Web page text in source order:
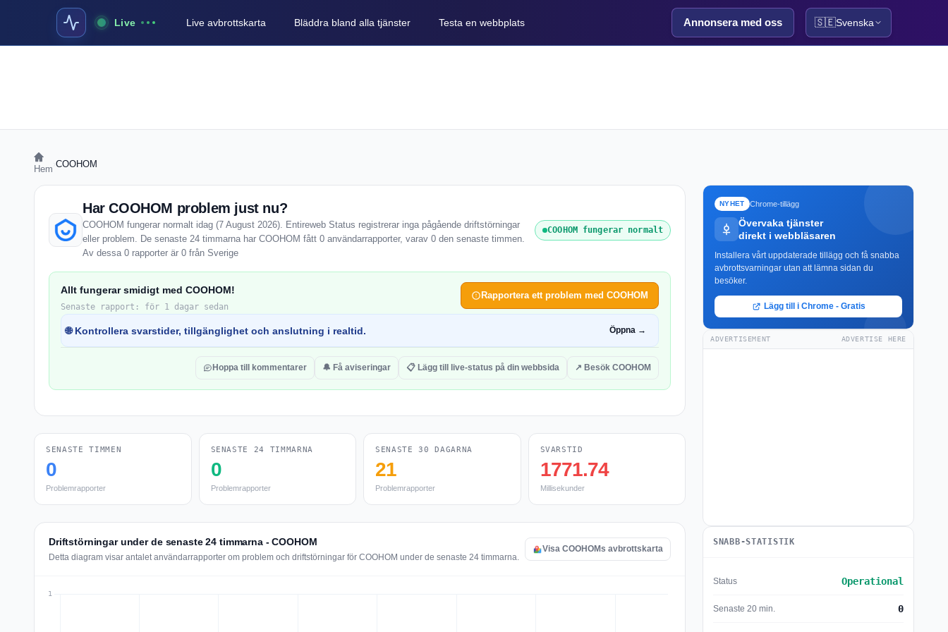
Live Live avbrottskarta Bläddra bland alla tjänster Testa en webbplats Annonsera med oss 🇸🇪Svenska
Hem COOHOM
Har COOHOM problem just nu?
COOHOM fungerar normalt idag (7 August 2026). Entireweb Status registrerar inga pågående driftstörningar
eller problem. De senaste 24 timmarna har COOHOM fått 0 användarrapporter, varav 0 den senaste timmen.
Av dessa 0 rapporter är 0 från Sverige
COOHOM fungerar normalt
Allt fungerar smidigt med COOHOM!
Senaste rapport: för 1 dagar sedan
Rapportera ett problem med COOHOM
🌐 Kontrollera svarstider, tillgänglighet och anslutning i realtid. Öppna →
Hoppa till kommentarer 🔔 Få aviseringar 📋 Lägg till live-status på din webbsida ↗ Besök COOHOM
SENASTE TIMMEN
0
Problemrapporter
SENASTE 24 TIMMARNA
0
Problemrapporter
SENASTE 30 DAGARNA
21
Problemrapporter
SVARSTID
1771.74
Millisekunder
Driftstörningar under de senaste 24 timmarna - COOHOM
Detta diagram visar antalet användarrapporter om problem och driftstörningar för COOHOM under de senaste 24 timmarna.
Visa COOHOMs avbrottskarta
NYHET Chrome-tillägg
Övervaka tjänster
direkt i webbläsaren
Installera vårt uppdaterade tillägg och få snabba
avbrottsvarningar utan att lämna sidan du
besöker.
Lägg till i Chrome - Gratis
ADVERTISEMENT ADVERTISE HERE
SNABB-STATISTIK
Status Operational
Senaste 20 min. 0